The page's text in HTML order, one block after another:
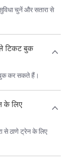
चुनें और सतारा से
टिकट बुक
कर सकते हैं।
के लिए
से ठाणे ट्रेन के लिए